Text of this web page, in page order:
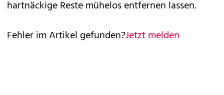
hartnäckige Reste mühelos entfernen lassen.
Fehler im Artikel gefunden?Jetzt melden